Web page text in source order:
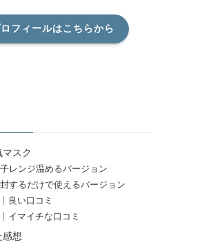
フィールはこちらから
スク
レンジ温めるバージョン
するだけで使えるバージョン
良い口コミ
イマイチな口コミ
感想